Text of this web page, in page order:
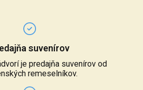
suvenírov
je predajňa suvenírov od
remeselníkov.